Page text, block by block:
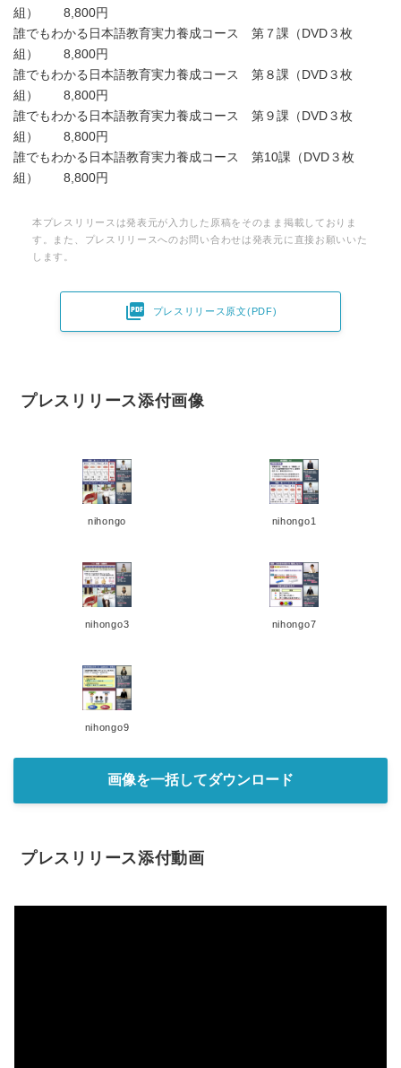
組） 8,800円
誰でもわかる日本語教育実力養成コース 第７課（DVD３枚
組） 8,800円
誰でもわかる日本語教育実力養成コース 第８課（DVD３枚
組） 8,800円
誰でもわかる日本語教育実力養成コース 第９課（DVD３枚
組） 8,800円
誰でもわかる日本語教育実力養成コース 第10課（DVD３枚
組） 8,800円
本プレスリリースは発表元が入力した原稿をそのまま掲載しておりま
す。また、プレスリリースへのお問い合わせは発表元に直接お願いいた
します。
 プレスリリース原文(PDF)
プレスリリース添付画像
nihongo nihongo1
nihongo3 nihongo7
nihongo9
画像を一括してダウンロード
プレスリリース添付動画